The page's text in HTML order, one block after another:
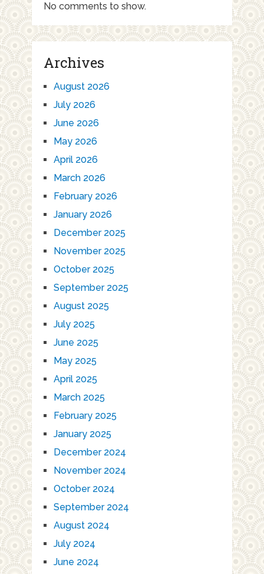
No comments to show.
Archives
August 2026
July 2026
June 2026
May 2026
April 2026
March 2026
February 2026
January 2026
December 2025
November 2025
October 2025
September 2025
August 2025
July 2025
June 2025
May 2025
April 2025
March 2025
February 2025
January 2025
December 2024
November 2024
October 2024
September 2024
August 2024
July 2024
June 2024